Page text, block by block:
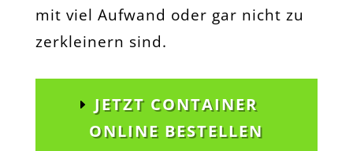
mit viel Aufwand oder gar nicht zu
zerkleinern sind.
JETZT CONTAINER
ONLINE BESTELLEN